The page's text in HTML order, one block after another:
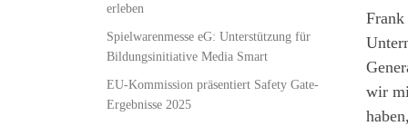
wir
erleben
Spielwarenmesse eG: Unterstützung für
Bildungsinitiative Media Smart
EU-Kommission präsentiert Safety Gate-
Ergebnisse 2025